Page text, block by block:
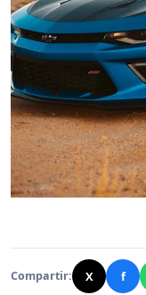
Compartir: X f